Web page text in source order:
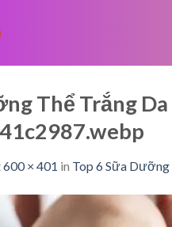
Thể Trắng
600 × 401 in Top 6 Sữa